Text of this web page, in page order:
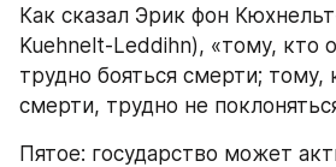
Как сказал Эрик фон
Kuehnelt-Leddihn), «тому, кто
трудно бояться смерти; тому,
смерти, трудно не
Пятое: государство может